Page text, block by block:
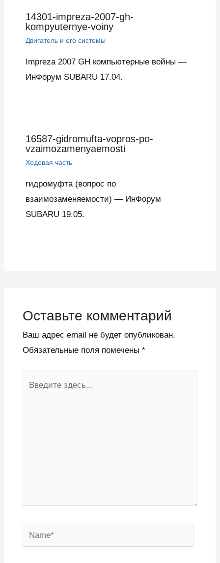
14301-impreza-2007-gh-
kompyuternye-voiny
Двигатель и его системы
Impreza 2007 GH компьютерные войны —
ИнФорум SUBARU 17.04.
16587-gidromufta-vopros-po-
vzaimozamenyaemosti
Ходовая часть
гидромуфта (вопрос по
взаимозаменяемости) — ИнФорум
SUBARU 19.05.
Оставьте комментарий
Ваш адрес email не будет опубликован.
Обязательные поля помечены *
Name*